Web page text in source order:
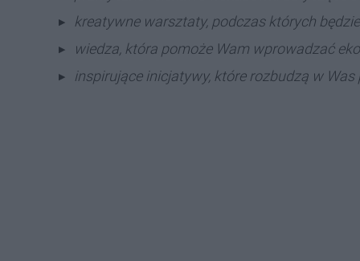
kreatywne warsztaty, podczas których
wiedza, która pomoże Wam wprowadzać
inspirujące inicjatywy, które rozbudzą w